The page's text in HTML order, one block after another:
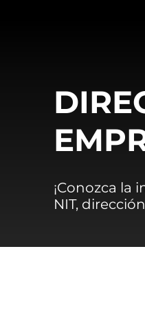
¡Conozca la
NIT,